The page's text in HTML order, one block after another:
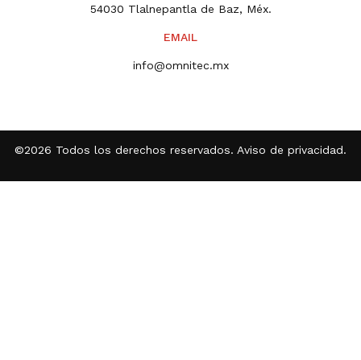
54030 Tlalnepantla de Baz, Méx.
EMAIL
info@omnitec.mx
©2026 Todos los derechos reservados. Aviso de privacidad.